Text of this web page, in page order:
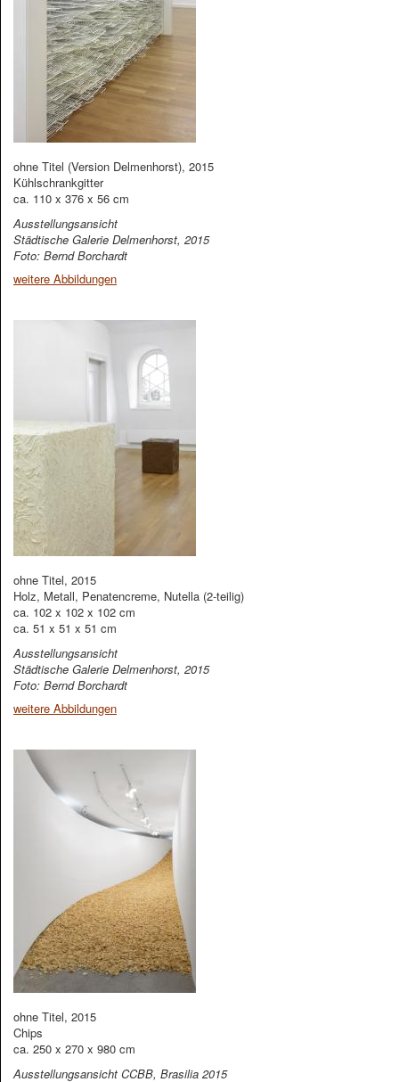
ohne Titel (Version Delmenhorst), 2015
Kühlschrankgitter
ca. 110 x 376 x 56 cm
Ausstellungsansicht
Städtische Galerie Delmenhorst, 2015
Foto: Bernd Borchardt
weitere Abbildungen
ohne Titel, 2015
Holz, Metall, Penatencreme, Nutella (2-teilig)
ca. 102 x 102 x 102 cm
ca. 51 x 51 x 51 cm
Ausstellungsansicht
Städtische Galerie Delmenhorst, 2015
Foto: Bernd Borchardt
weitere Abbildungen
ohne Titel, 2015
Chips
ca. 250 x 270 x 980 cm
Ausstellungsansicht CCBB, Brasilia 2015